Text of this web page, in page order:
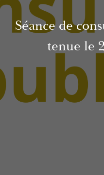
Séance de
tenue le